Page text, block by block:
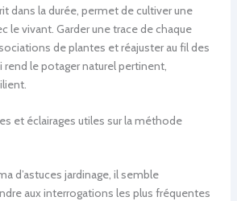
dans la durée, permet de cultiver une
le vivant. Garder une trace de chaque
de plantes et réajuster au fil des
rend le potager naturel pertinent,
et éclairages utiles sur la méthode
d’astuces jardinage, il semble
aux interrogations les plus fréquentes